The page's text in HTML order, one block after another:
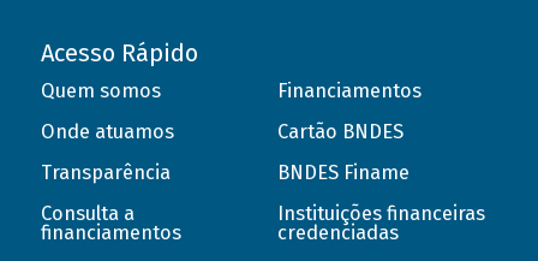
Acesso Rápido
Quem somos
Onde atuamos
Transparência
Consulta a
financiamentos
Financiamentos
Cartão BNDES
BNDES Finame
Instituições financeiras
credenciadas